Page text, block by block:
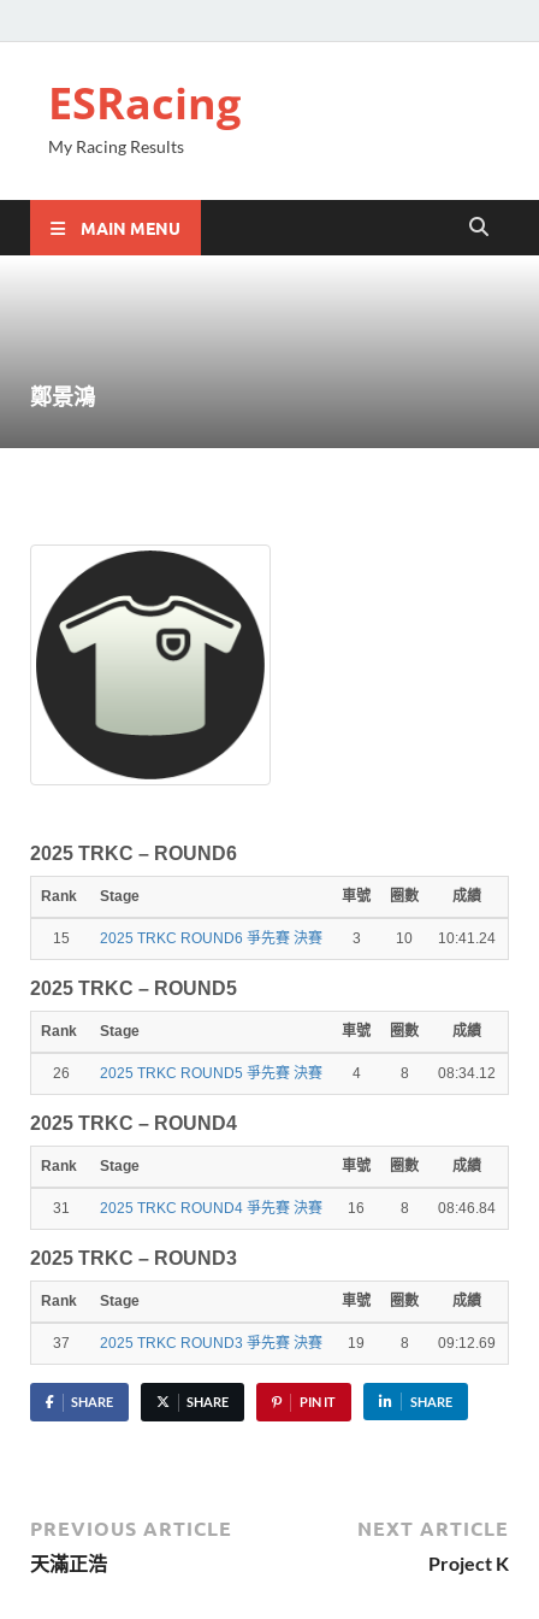
ESRacing
My Racing Results
MAIN MENU
鄭景鴻
2025 TRKC – ROUND6
Rank Stage 車號 圈數 成績
15 2025 TRKC ROUND6 爭先賽 決賽 3 10 10:41.24
2025 TRKC – ROUND5
Rank Stage 車號 圈數 成績
26 2025 TRKC ROUND5 爭先賽 決賽 4 8 08:34.12
2025 TRKC – ROUND4
Rank Stage 車號 圈數 成績
31 2025 TRKC ROUND4 爭先賽 決賽 16 8 08:46.84
2025 TRKC – ROUND3
Rank Stage 車號 圈數 成績
37 2025 TRKC ROUND3 爭先賽 決賽 19 8 09:12.69
SHARE SHARE PIN IT SHARE
PREVIOUS ARTICLE
天滿正浩
NEXT ARTICLE
Project K